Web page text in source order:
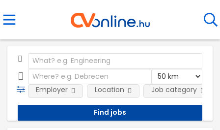
Employer Location Job category